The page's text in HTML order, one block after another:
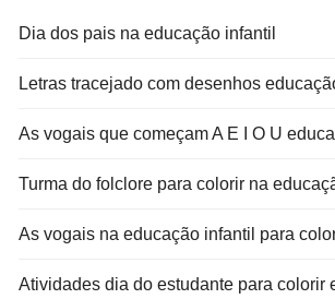
Dia dos pais na educação infantil
Letras tracejado com desenhos
As vogais que começam A E I O U
Turma do folclore para colorir na
As vogais na educação infantil para
Atividades dia do estudante para colorir